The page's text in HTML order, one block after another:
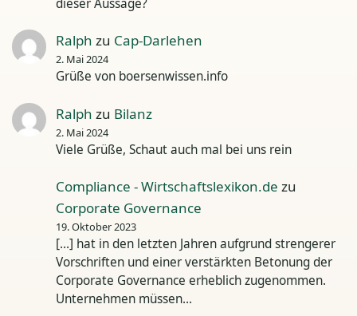
dieser Aussage?
Ralph zu Cap-Darlehen
2. Mai 2024
Grüße von boersenwissen.info
Ralph zu Bilanz
2. Mai 2024
Viele Grüße, Schaut auch mal bei uns rein
Compliance - Wirtschaftslexikon.de zu
Corporate Governance
19. Oktober 2023
[…] hat in den letzten Jahren aufgrund strengerer
Vorschriften und einer verstärkten Betonung der
Corporate Governance erheblich zugenommen.
Unternehmen müssen…